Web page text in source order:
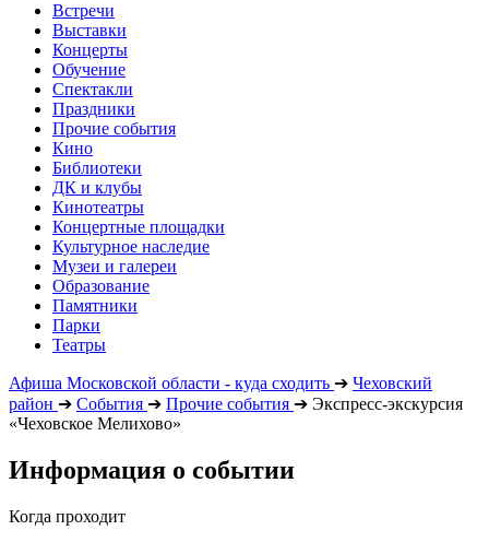
Встречи
Выставки
Концерты
Обучение
Спектакли
Праздники
Прочие события
Кино
Библиотеки
ДК и клубы
Кинотеатры
Концертные площадки
Культурное наследие
Музеи и галереи
Образование
Памятники
Парки
Театры
Афиша Московской области - куда сходить ➔ Чеховский
район ➔ События ➔ Прочие события ➔ Экспресс-экскурсия
«Чеховское Мелихово»
Информация о событии
Когда проходит